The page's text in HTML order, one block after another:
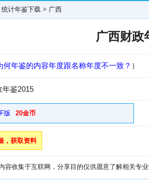
统计年鉴下载 > 广西
广西财政
何年鉴的内容年度跟名称年度不一致？ ）
年鉴2015
版 20金币
，获取资料
容收集于互联网，分享目的仅供愿意了解相关专